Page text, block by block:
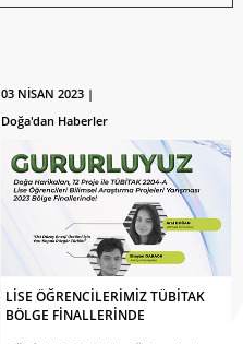
03 NİSAN 2023 |
Doğa'dan Haberler
LİSE ÖĞRENCİLERİMİZ TÜBİTAK
BÖLGE FİNALLERİNDE